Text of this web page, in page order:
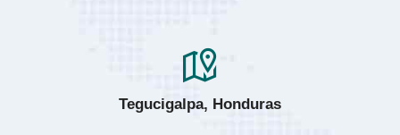
Tegucigalpa, Honduras